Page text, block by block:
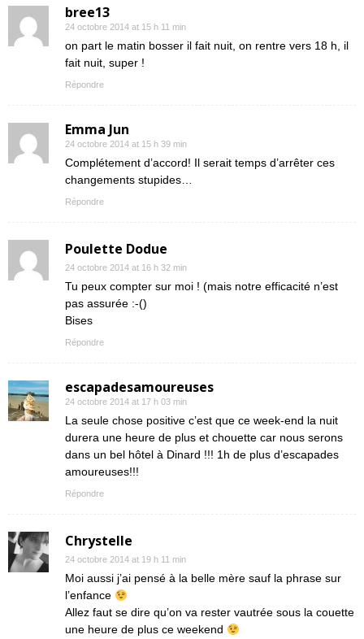
bree13
24 octobre 2014 at 15 h 11 min
on part le matin bosser il fait nuit, on rentre vers 18 h, il
fait nuit, super !
Répondre
Emma Jun
24 octobre 2014 at 15 h 39 min
Complétement d’accord! Il serait temps d’arrêter ces
changements stupides…
Répondre
Poulette Dodue
24 octobre 2014 at 16 h 32 min
Tu peux compter sur moi ! (mais notre efficacité n’est
pas assurée :-()
Bises
Répondre
escapadesamoureuses
24 octobre 2014 at 17 h 03 min
La seule chose positive c’est que ce week-end la nuit
durera une heure de plus et chouette car nous serons
dans un bel hôtel à Dinard !!! 1h de plus d’escapades
amoureuses!!!
Répondre
Chrystelle
24 octobre 2014 at 19 h 11 min
Moi aussi j’ai pensé à la belle mère sauf la phrase sur
l’enfance
Allez faut se dire qu’on va rester vautrée sous la couette
une heure de plus ce weekend